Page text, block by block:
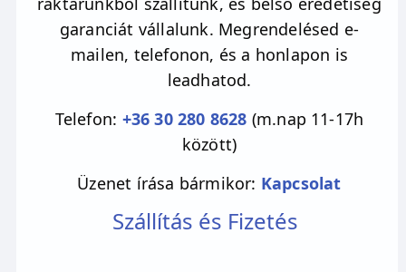
fejlődésünk útjából, és alkalmazkodni az
erőpróbát jelentő helyzetekben. Támogatja a
kreativitásunkat is.Akunzit a szívcsakra és az
Isteni szeretet legmagasabb minőségeit
hordozza.
garanciát vállalunk. Megrendelésed e-
mailen, telefonon, és a honlapon is
leadhatod.
Telefon: +36 30 280 8628 (m.nap 11-17h
között)
Üzenet írása bármikor: Kapcsolat
Szállítás és Fizetés